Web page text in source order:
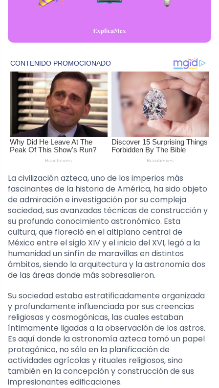
La civilización azteca, uno de los imperios más
fascinantes de la historia de América, ha sido objeto
de admiración e investigación por su compleja
sociedad, sus avanzadas técnicas de construcción y
su profundo conocimiento astronómico. Esta
cultura, que floreció en el altiplano central de
México entre el siglo XIV y el inicio del XVI, legó a la
humanidad un sinfín de maravillas en distintos
ámbitos, siendo la arquitectura y la astronomía dos
de las áreas donde más sobresalieron.
Su sociedad estaba estratificadamente organizada
y profundamente influenciada por sus creencias
religiosas y cosmogónicas, las cuales estaban
íntimamente ligadas a la observación de los astros.
Es aquí donde la astronomía azteca tomó un papel
protagónico, no sólo en la planificación de
actividades agrícolas y rituales religiosos, sino
también en la concepción y construcción de sus
impresionantes edificaciones.